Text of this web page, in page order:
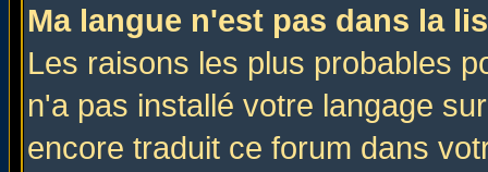
Ma langue n'est pas dans la
Les raisons les plus probables
n'a pas installé votre langage
encore traduit ce forum dans